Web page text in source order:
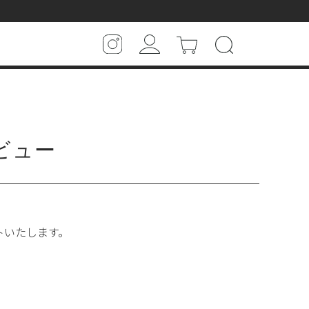
ュー
たします。